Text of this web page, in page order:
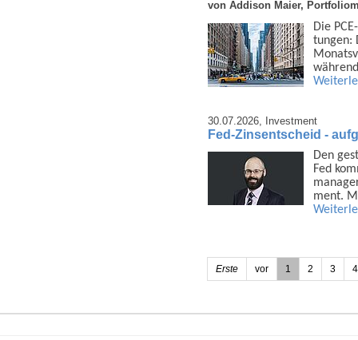
von Addison Maier,
Die
tungen:
30.07.2026, Investment
Fed-Zinsentscheid -
Den
Fed
ment.
Erste vor 1 2 3 4